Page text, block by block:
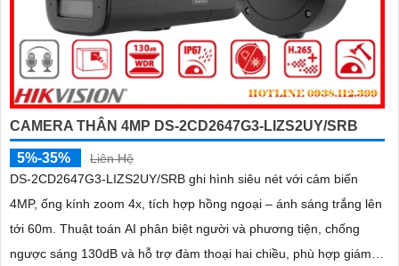
CAMERA THÂN 4MP DS-2CD2647G3-LIZS2UY/SRB
5%-35%
Liên Hệ
DS-2CD2647G3-LIZS2UY/SRB ghi hình siêu nét với cảm biến
4MP, ống kính zoom 4x, tích hợp hồng ngoại – ánh sáng trắng lên
tới 60m. Thuật toán AI phân biệt người và phương tiện, chống
ngược sáng 130dB và hỗ trợ đàm thoại hai chiều, phù hợp giám